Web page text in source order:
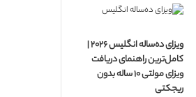
ویزای ده‌ساله انگلیس ۲۰۲۶ |
کامل‌ترین راهنمای دریافت
ویزای مولتی ۱۰ ساله بدون
ریجکتی